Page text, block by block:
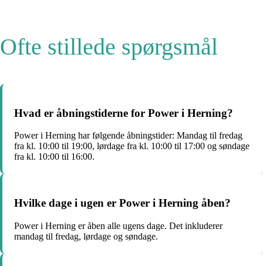
Ofte stillede spørgsmål
Hvad er åbningstiderne for Power i Herning?
Power i Herning har følgende åbningstider: Mandag til fredag
fra kl. 10:00 til 19:00, lørdage fra kl. 10:00 til 17:00 og søndage
fra kl. 10:00 til 16:00.
Hvilke dage i ugen er Power i Herning åben?
Power i Herning er åben alle ugens dage. Det inkluderer
mandag til fredag, lørdage og søndage.